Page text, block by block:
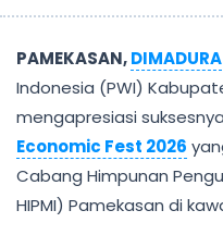
PAMEKASAN,DIMADURA
Indonesia (PWI)
mengapresiasi
Economic Fest 2026
Cabang Himpunan
HIPMI) Pamekasan di